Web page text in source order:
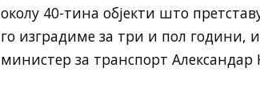
околу 40-тина објекти што
го изградиме за три и пол години,
министер за транспорт Александар